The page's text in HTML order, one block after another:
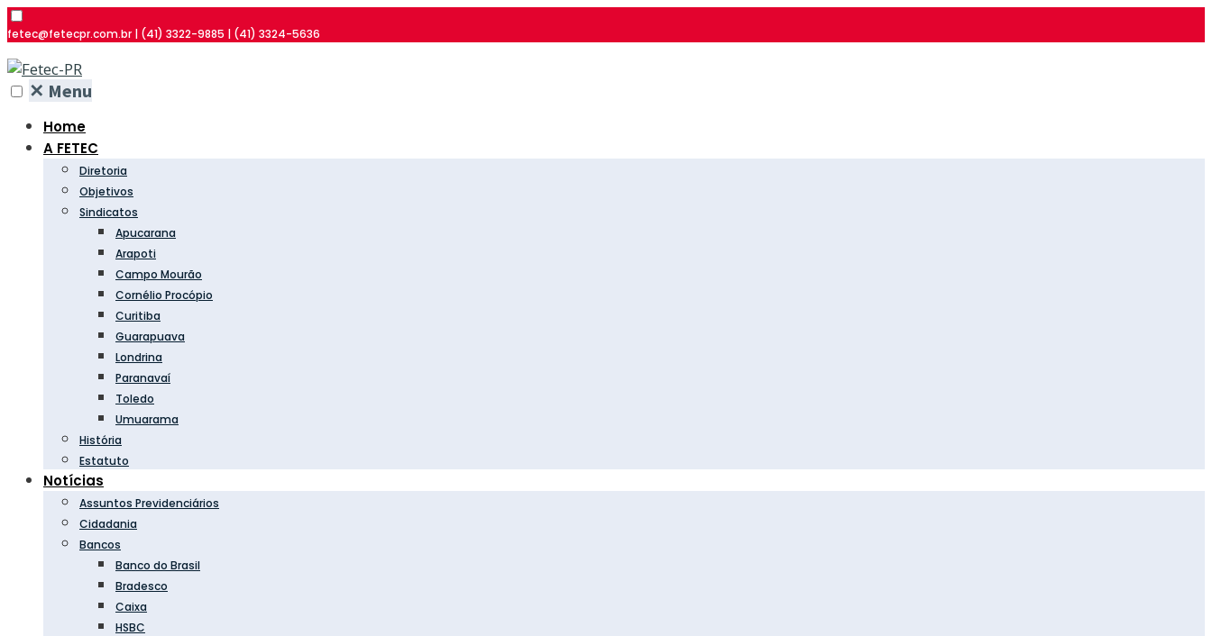
fetec@fetecpr.com.br | (41) 3322-9885 | (41) 3324-5636
✕ Menu
Home
A FETEC
Diretoria
Objetivos
Sindicatos
Apucarana
Arapoti
Campo Mourão
Cornélio Procópio
Curitiba
Guarapuava
Londrina
Paranavaí
Toledo
Umuarama
História
Estatuto
Notícias
Assuntos Previdenciários
Cidadania
Bancos
Banco do Brasil
Bradesco
Caixa
HSBC